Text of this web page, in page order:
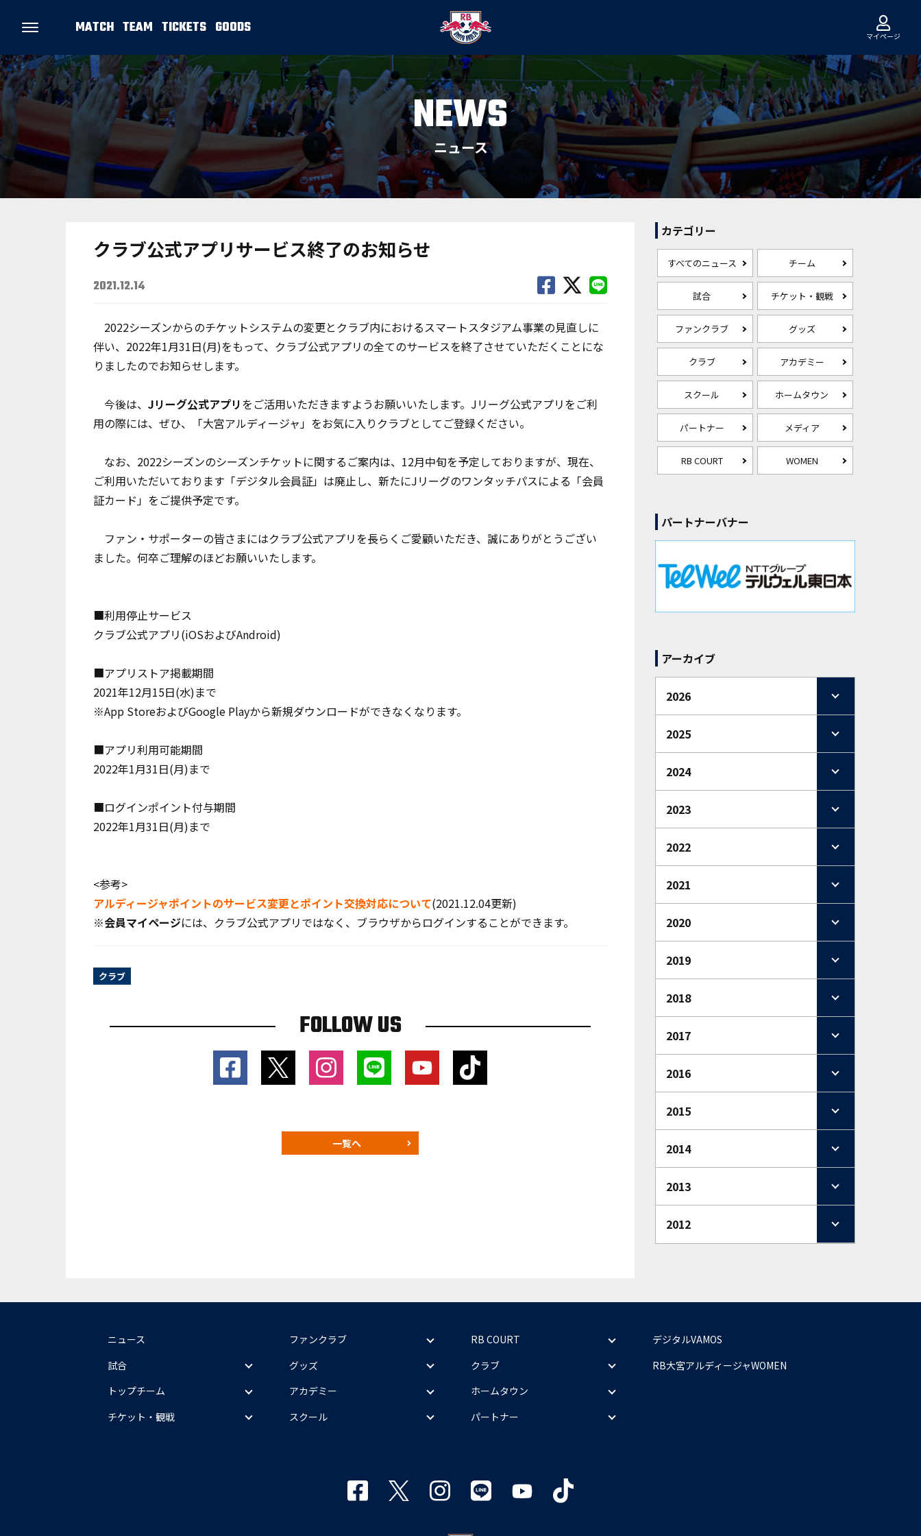
MATCH TEAM TICKETS GOODS マイページ
NEWS
ニュース
クラブ公式アプリサービス終了のお知らせ
2021.12.14
2022シーズンからのチケットシステムの変更とクラブ内におけるスマートスタジアム事業の見直しに
伴い、2022年1月31日(月)をもって、クラブ公式アプリの全てのサービスを終了させていただくことにな
りましたのでお知らせします。
今後は、 Jリーグ公式アプリをご活用いただきますようお願いいたします。Jリーグ公式アプリをご利
用の際には、ぜひ、「大宮アルディージャ」をお気に入りクラブとしてご登録ください。
なお、2022シーズンのシーズンチケットに関するご案内は、12月中旬を予定しておりますが、現在、
ご利用いただいております「デジタル会員証」は廃止し、新たにJリーグのワンタッチパスによる「会員
証カード」をご提供予定です。
ファン・サポーターの皆さまにはクラブ公式アプリを長らくご愛顧いただき、誠にありがとうござい
ました。何卒ご理解のほどお願いいたします。
■利用停止サービス
クラブ公式アプリ(iOSおよびAndroid)
■アプリストア掲載期間
2021年12月15日(水)まで
※App StoreおよびGoogle Playから新規ダウンロードができなくなります。
■アプリ利用可能期間
2022年1月31日(月)まで
■ログインポイント付与期間
2022年1月31日(月)まで
<参考>
アルディージャポイントのサービス変更とポイント交換対応について(2021.12.04更新)
※会員マイページには、クラブ公式アプリではなく、ブラウザからログインすることができます。
クラブ
FOLLOW US
一覧へ
カテゴリー
すべてのニュース チーム
試合 チケット・観戦
ファンクラブ グッズ
クラブ アカデミー
スクール ホームタウン
パートナー メディア
RB COURT WOMEN
パートナーバナー
アーカイブ
2026
2025
2024
2023
2022
2021
2020
2019
2018
2017
2016
2015
2014
2013
2012
ニュース
試合
トップチーム
チケット・観戦
ファンクラブ
グッズ
アカデミー
スクール
RB COURT
クラブ
ホームタウン
パートナー
デジタルVAMOS
RB大宮アルディージャWOMEN